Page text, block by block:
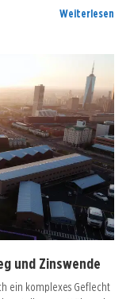
Weiterlesen
und Zinswende
ein komplexes Geflecht